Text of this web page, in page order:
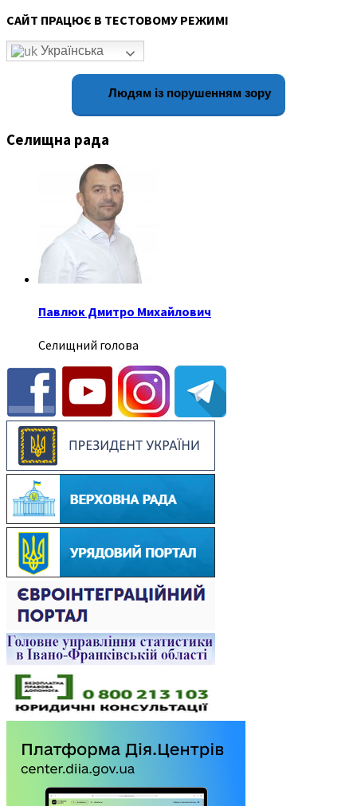
САЙТ ПРАЦЮЄ В ТЕСТОВОМУ РЕЖИМІ
Українська
Людям із порушенням зору
Селищна рада
Павлюк Дмитро Михайлович
Селищний голова